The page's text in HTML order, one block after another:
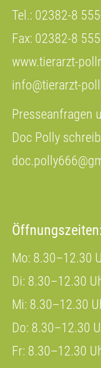
Tel.: 02382-8
Fax: 02382-8
www.tierarzt-
info@tierarzt-
Presseanfragen
Doc Polly
Mo: 8.30–12.30
Di: 8.30–12.30
Mi: 8.30–12.30
Do: 8.30–12.30
Fr: 8.30–12.30